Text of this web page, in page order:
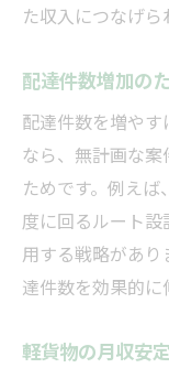
た収入につなげら
配達件数増加の
配達件数を増や
なら、無計画な
ためです。例え
度に回るルート
用する戦略があ
達件数を効果的に
軽貨物の月収安